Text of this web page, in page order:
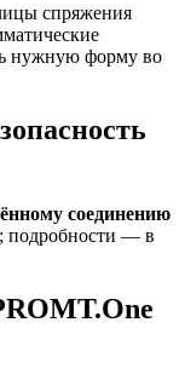
спряжения
нужную форму во
соединению
подробности — в